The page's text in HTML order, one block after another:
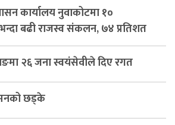
कार्यालय नुवाकोटमा १०
बढी राजस्व संकलन, ७४ प्रतिशत
२६ जना स्वयंसेवीले दिए रगत
छड्के